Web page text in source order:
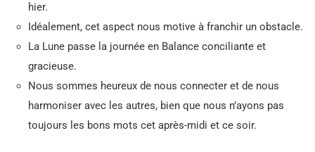
hier.
Idéalement, cet aspect nous motive à franchir un obstacle.
La Lune passe la journée en Balance conciliante et
gracieuse.
Nous sommes heureux de nous connecter et de nous
harmoniser avec les autres, bien que nous n’ayons pas
toujours les bons mots cet après-midi et ce soir.